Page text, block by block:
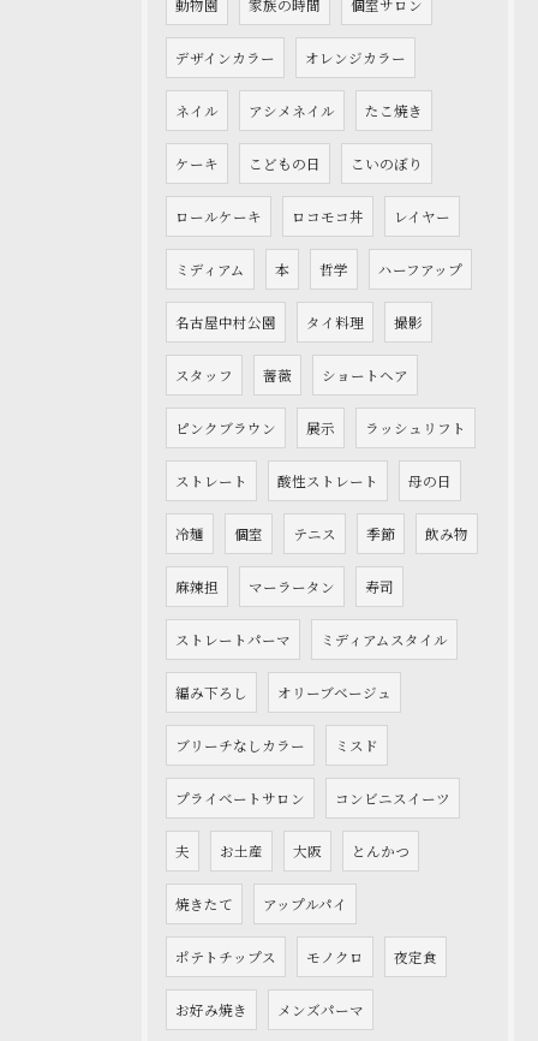
動物園 家族の時間 個室サロン
デザインカラー オレンジカラー
ネイル アシメネイル たこ焼き
ケーキ こどもの日 こいのぼり
ロールケーキ ロコモコ丼 レイヤー
ミディアム 本 哲学 ハーフアップ
名古屋中村公園 タイ料理 撮影
スタッフ 薔薇 ショートヘア
ピンクブラウン 展示 ラッシュリフト
ストレート 酸性ストレート 母の日
冷麺 個室 テニス 季節 飲み物
麻辣担 マーラータン 寿司
ストレートパーマ ミディアムスタイル
編み下ろし オリーブベージュ
ブリーチなしカラー ミスド
プライベートサロン コンビニスイーツ
夫 お土産 大阪 とんかつ
焼きたて アップルパイ
ポテトチップス モノクロ 夜定食
お好み焼き メンズパーマ